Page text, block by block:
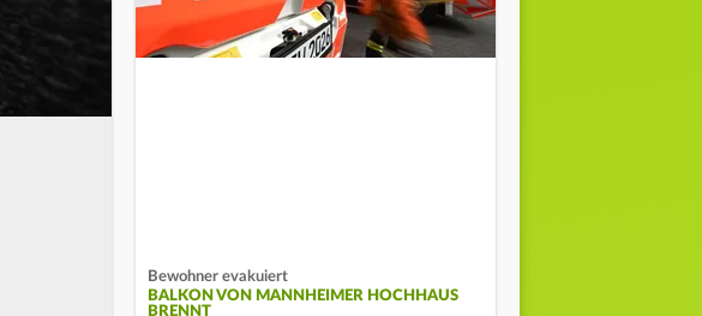
Bewohner evakuiert
BALKON VON MANNHEIMER HOCHHAUS
BRENNT